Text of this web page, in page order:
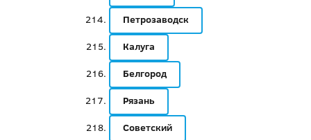
Петрозаводск
Калуга
Белгород
Рязань
Советский